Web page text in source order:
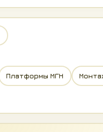
Платформы МГН